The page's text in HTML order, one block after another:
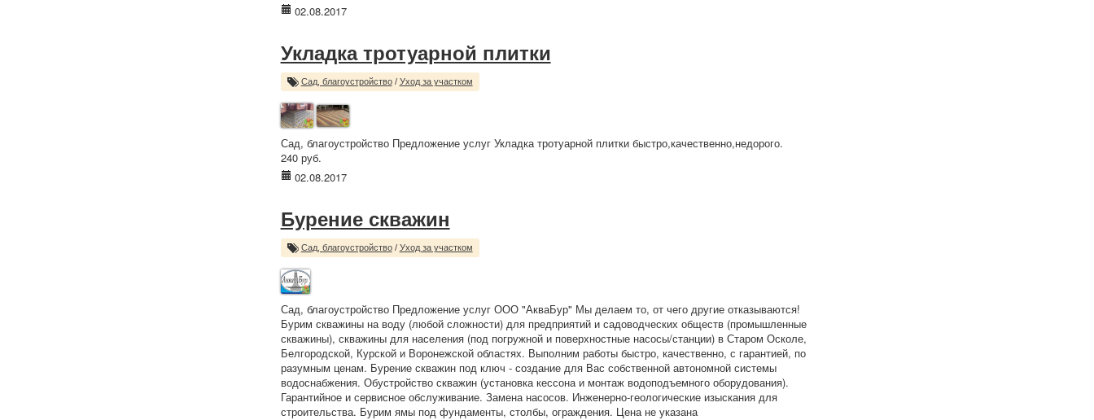
02.08.2017
Укладка тротуарной плитки
Сад, благоустройство/ Уход за участком
Сад, благоустройство Предложение услуг Укладка тротуарной плитки быстро,качественно,недорого.
240 руб.
02.08.2017
Бурение скважин
Сад, благоустройство/ Уход за участком
Сад, благоустройство Предложение услуг ООО "АкваБур" Мы делаем то, от чего другие отказываются!
Бурим скважины на воду (любой сложности) для предприятий и садоводческих обществ (промышленные
скважины), скважины для населения (под погружной и поверхностные насосы/станции) в Старом Осколе,
Белгородской, Курской и Воронежской областях. Выполним работы быстро, качественно, с гарантией, по
разумным ценам. Бурение скважин под ключ - создание для Вас собственной автономной системы
водоснабжения. Обустройство скважин (установка кессона и монтаж водоподъемного оборудования).
Гарантийное и сервисное обслуживание. Замена насосов. Инженерно-геологические изыскания для
строительства. Бурим ямы под фундаменты, столбы, ограждения. Цена не указана